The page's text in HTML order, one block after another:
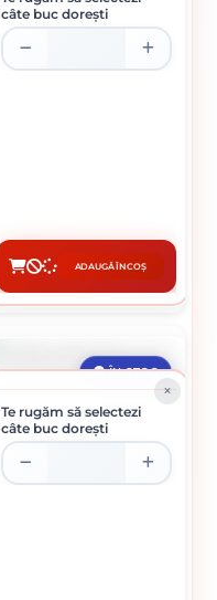
CUMPĂRĂ
câte buc dorești
ADAUGĂ ÎN COȘ
ÎN STOC
Te rugăm să selectezi
câte buc dorești